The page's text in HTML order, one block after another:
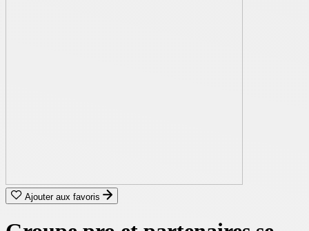
Ajouter aux favoris